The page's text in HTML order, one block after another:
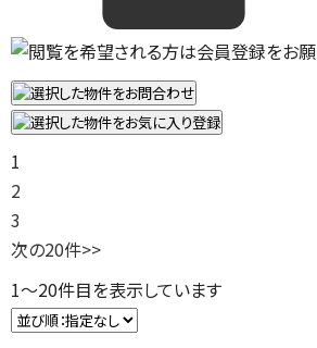
1
2
3
次の20件>>
1～20件目を表示しています